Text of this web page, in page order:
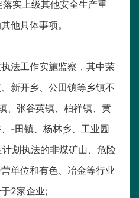
实上级其他安全生产重
他具体事项。
法工作实施监察，其中荣
新开乡、公田镇等乡镇不
、张谷英镇、柏祥镇、黄
-田镇、杨林乡、工业园
划执法的非煤矿山、危险
单位和有色、冶金等行业
2家企业;